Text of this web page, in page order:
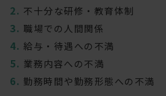
不十分な研修・教育体制
職場での人間関係
給与・待遇への不満
業務内容への不満
勤務時間や勤務形態への不満